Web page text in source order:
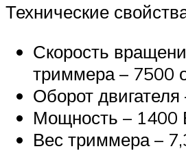
Технические
Скорость
триммера – 7500
Оборот
Мощность – 1400
Вес триммера –